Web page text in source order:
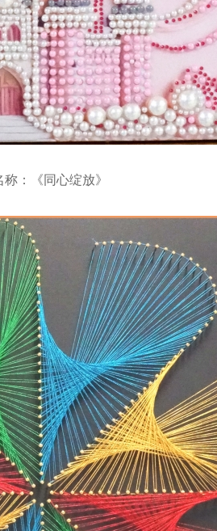
称：《同心绽放》